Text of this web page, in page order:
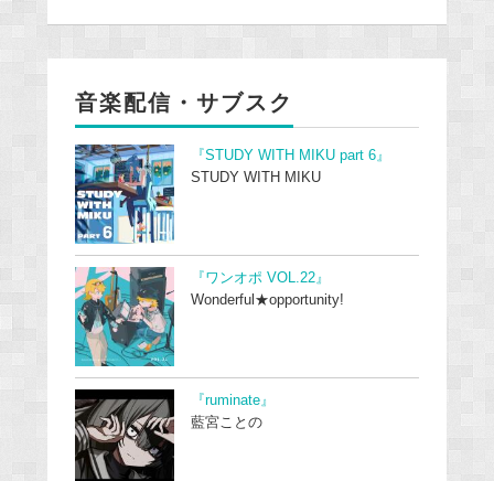
音楽配信・サブスク
『STUDY WITH MIKU part 6』
STUDY WITH MIKU
『ワンオポ VOL.22』
Wonderful★opportunity!
『ruminate』
藍宮ことの